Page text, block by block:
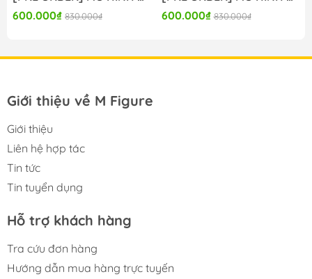
600.000₫ 830.000₫
600.000₫ 830.000₫
Giới thiệu về M Figure
Giới thiệu
Liên hệ hợp tác
Tin tức
Tin tuyển dụng
Hỗ trợ khách hàng
Tra cứu đơn hàng
Hướng dẫn mua hàng trực tuyến